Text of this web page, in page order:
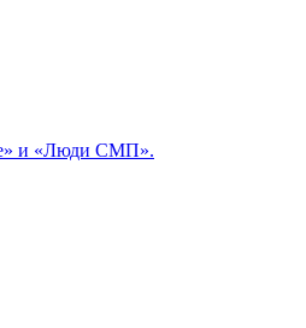
и «Люди СМП».